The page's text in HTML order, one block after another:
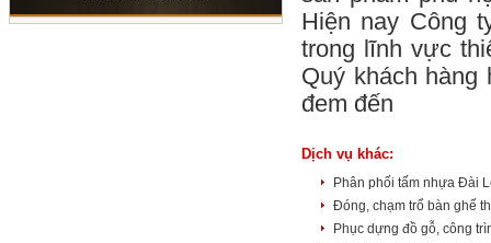
Hiện nay Công
trong lĩnh vực
Quý khách hàng
đem đến
Dịch vụ khác:
Phân phối tấm nhựa Đài
Đóng, chạm trổ bàn ghế
Phục dựng đồ gỗ, công